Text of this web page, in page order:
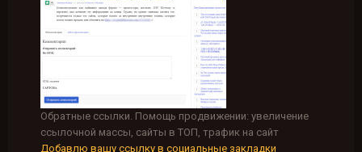
Обратные ссылки. Помощь продвижении: увеличение
ссылочной массы, сайты в ТОП, трафик на сайт
Добавлю вашу ссылку в социальные закладки